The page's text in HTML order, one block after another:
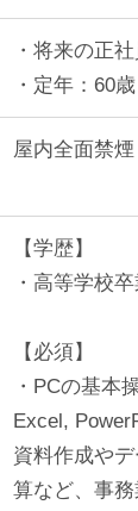
・将来の正
・定年：60歳
屋内全面禁煙
【学歴】
・高等学校
【必須】
・PCの基本
Excel,
資料作成や
算など、事